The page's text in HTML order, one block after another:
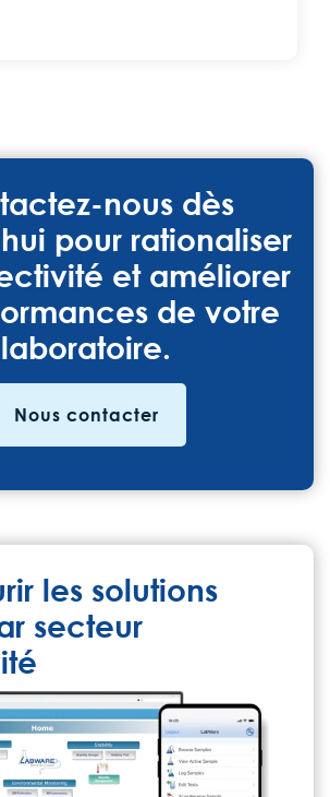
nous dès
pour rationaliser
et améliorer
de votre
laboratoire.
Nous contacter
les solutions
secteur